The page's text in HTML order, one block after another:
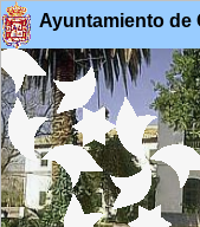
Ayuntamiento de